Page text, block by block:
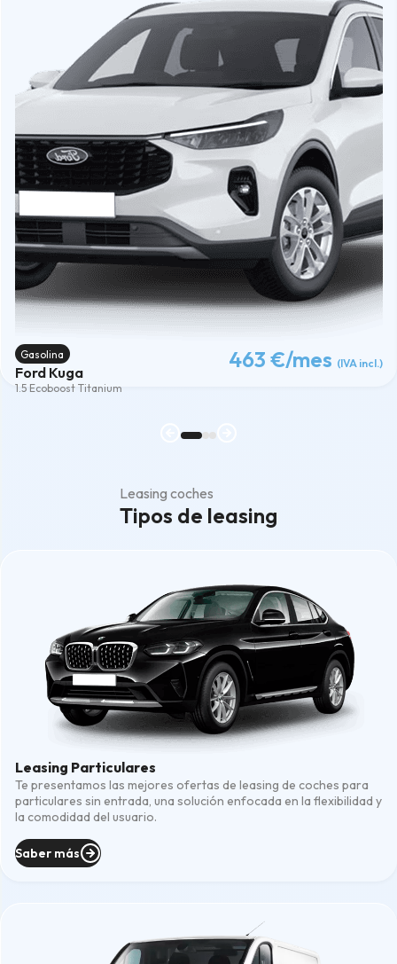
Ford Kuga
1.5 Ecoboost Titanium
463 €/mes (IVA incl.)
Gasolina
Leasing coches
Tipos de leasing
Leasing Particulares
Te presentamos las mejores ofertas de leasing de coches para
particulares sin entrada, una solución enfocada en la flexibilidad y
la comodidad del usuario.
Saber más